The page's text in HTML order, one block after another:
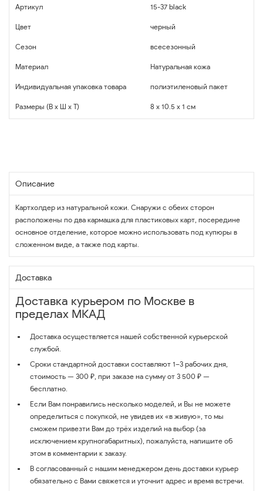
Артикул 15-37 black
Цвет черный
Сезон всесезонный
Материал Натуральная кожа
Индивидуальная упаковка товара полиэтиленовый пакет
Размеры (В x Ш x Т) 8 x 10.5 x 1 см
Описание
Картхолдер из натуральной кожи. Снаружи с обеих сторон
расположены по два кармашка для пластиковых карт, посередине
основное отделение, которое можно использовать под купюры в
сложенном виде, а также под карты.
Доставка
Доставка курьером по Москве в
пределах МКАД
Доставка осуществляется нашей собственной курьерской
службой.
Сроки стандартной доставки составляют 1–3 рабочих дня,
стоимость — 300 ₽, при заказе на сумму от 3 500 ₽ —
бесплатно.
Если Вам понравились несколько моделей, и Вы не можете
определиться с покупкой, не увидев их «в живую», то мы
сможем привезти Вам до трёх изделий на выбор (за
исключением крупногабаритных), пожалуйста, напишите об
этом в комментарии к заказу.
В согласованный с нашим менеджером день доставки курьер
обязательно с Вами свяжется и уточнит адрес и время встречи.